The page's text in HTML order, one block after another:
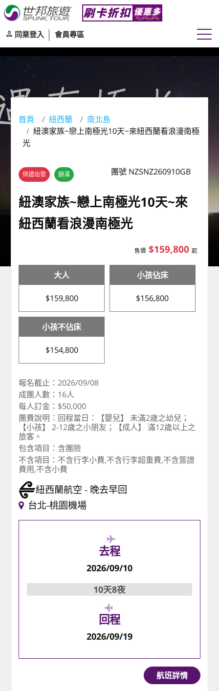
同業登入 會員專區
首頁 紐西蘭
南北島
紐澳家族~戀上南極光10天~來紐西蘭看浪漫南極
光
保證出發 額滿 團號 NZSNZ260910GB
紐澳家族~戀上南極光10天~來
紐西蘭看浪漫南極光
售價 $159,800 起
大人
$159,800
小孩佔床
$156,800
小孩不佔床
$154,800
報名截止：2026/09/08
成團人數：16人
每人訂金：$50,000
團費說明：回程當日：【嬰兒】 未滿2歲之幼兒；
【小孩】 2-12歲之小朋友；【成人】 滿12歲以上之
旅客。
包含項目：含團險
不含項目：不含行李小費,不含行李超重費,不含簽證
費用,不含小費
紐西蘭航空
晚去早回
台北-桃園機場
去程
2026/09/10
10天8夜
回程
2026/09/19
航班詳情